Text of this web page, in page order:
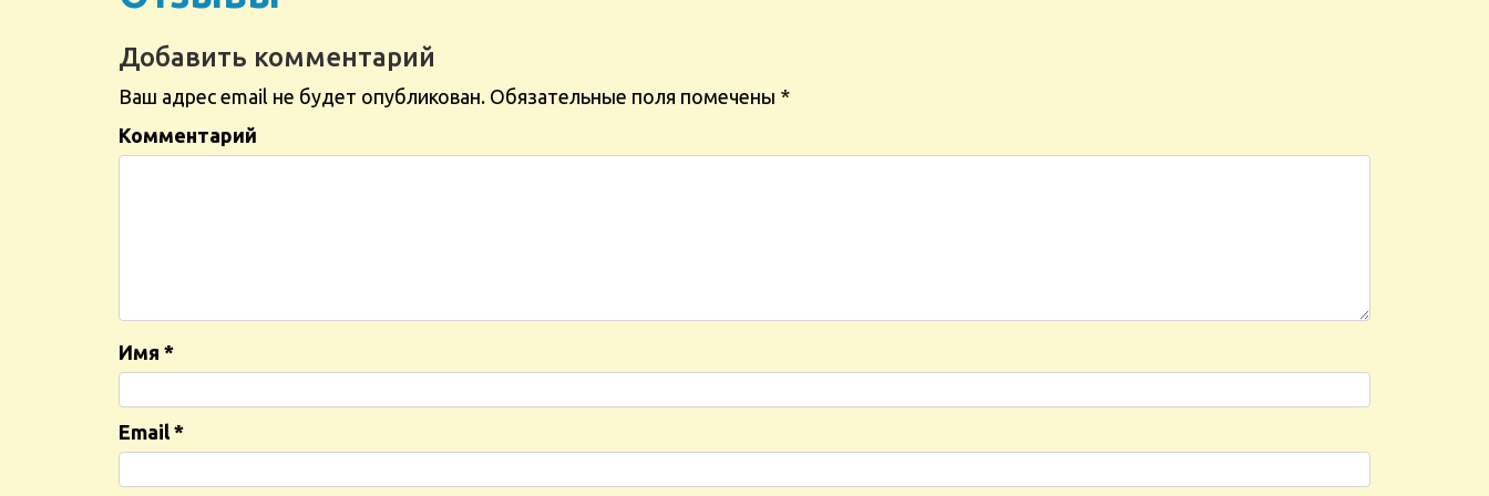
Добавить комментарий
Ваш адрес email не будет опубликован. Обязательные поля помечены *
Комментарий
Имя *
Email *